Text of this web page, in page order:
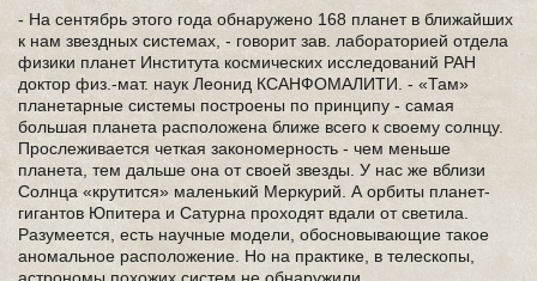
- На сентябрь этого года обнаружено 168 планет в ближайших
к нам звездных системах, - говорит зав. лабораторией отдела
физики планет Института космических исследований РАН
доктор физ.-мат. наук Леонид КСАНФОМАЛИТИ. - «Там»
планетарные системы построены по принципу - самая
большая планета расположена ближе всего к своему солнцу.
Прослеживается четкая закономерность - чем меньше
планета, тем дальше она от своей звезды. У нас же вблизи
Солнца «крутится» маленький Меркурий. А орбиты планет-
гигантов Юпитера и Сатурна проходят вдали от светила.
Разумеется, есть научные модели, обосновывающие такое
аномальное расположение. Но на практике, в телескопы,